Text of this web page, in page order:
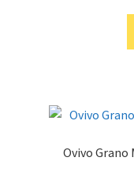
Ovivo Grano